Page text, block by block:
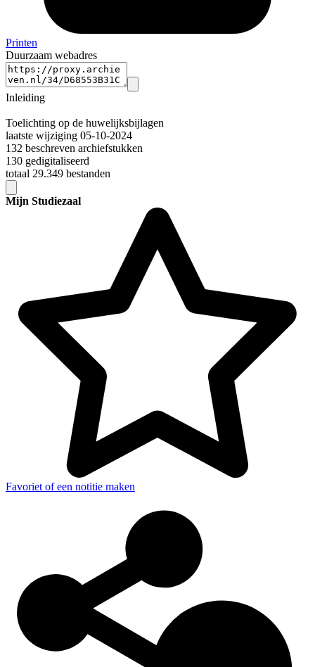
Printen
Duurzaam webadres
Inleiding
Toelichting op de huwelijksbijlagen
laatste wijziging 05-10-2024
132 beschreven archiefstukken
130 gedigitaliseerd
totaal 29.349 bestanden
Mijn Studiezaal
Favoriet of een notitie maken